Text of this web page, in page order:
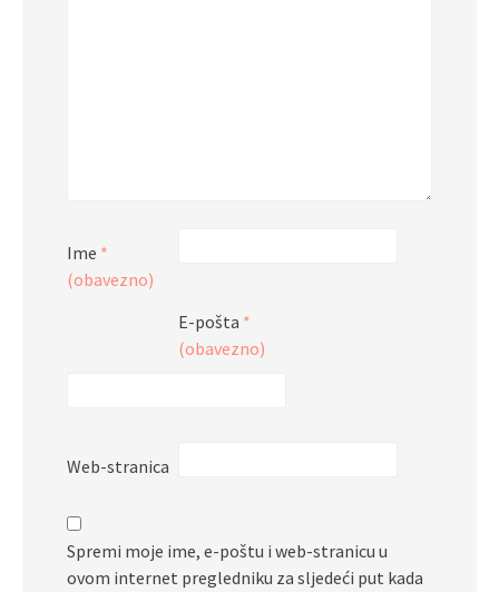
Ime *
(obavezno)
E-pošta *
(obavezno)
Web-stranica
Spremi moje ime, e-poštu i web-stranicu u
ovom internet pregledniku za sljedeći put kada